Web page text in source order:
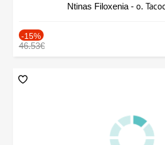
Ntinas Filoxenia - о.
-15%
46.53€